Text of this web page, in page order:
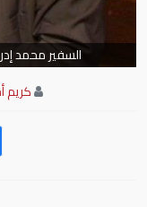
السفير محمد
كريم